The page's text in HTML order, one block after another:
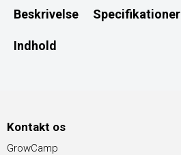
Beskrivelse Specifikationer
Indhold
Kontakt os
GrowCamp